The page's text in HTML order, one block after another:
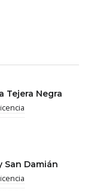
Tejera Negra
San Damián